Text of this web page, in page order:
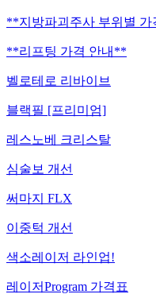
**지방파괴주사 부위별
**리프팅 가격 안내**
벨로테로 리바이브
블랙필 [프리미엄]
레스노베 크리스탈
심술보 개선
써마지 FLX
이중턱 개선
색소레이저 라인업!
레이저Program 가격표